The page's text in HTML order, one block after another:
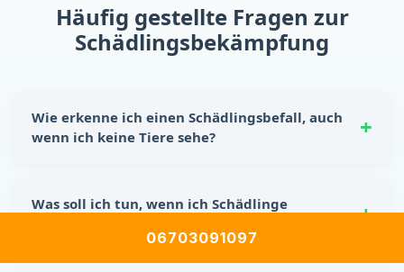
Häufig gestellte Fragen zur
Schädlingsbekämpfung
Wie erkenne ich einen Schädlingsbefall, auch
wenn ich keine Tiere sehe?
Wänden oder Schränken sowie unangenehme Gerüche.
Auch beschädigte Lebensmittelverpackungen sind ein
Was soll ich tun, wenn ich Schädlinge
Reagiere sofort! Lebensmittel sicher verstauen, Ritzen
06703091097